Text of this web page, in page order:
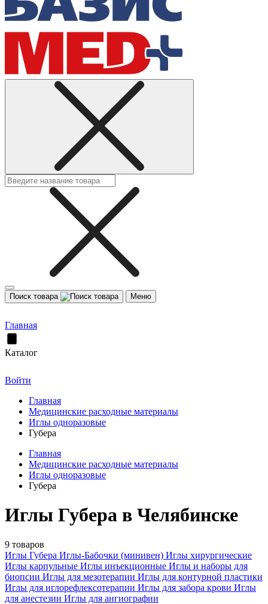
Поиск товара Меню
Главная
Каталог
Войти
Главная
Медицинские расходные материалы
Иглы одноразовые
Губера
Главная
Медицинские расходные материалы
Иглы одноразовые
Губера
Иглы Губера в Челябинске
9 товаров
Иглы Губера Иглы-Бабочки (минивен) Иглы хирургические
Иглы карпульные Иглы инъекционные Иглы и наборы для
биопсии Иглы для мезотерапии Иглы для контурной пластики
Иглы для иглорефлексотерапии Иглы для забора крови Иглы
для анестезии Иглы для ангиографии